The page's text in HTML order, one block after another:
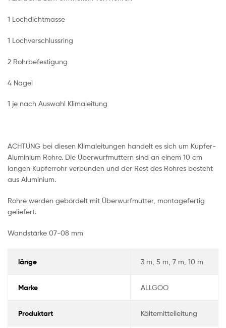
1 Lochdichtmasse
1 Lochverschlussring
2 Rohrbefestigung
4 Nägel
1 je nach Auswahl Klimaleitung
ACHTUNG bei diesen Klimaleitungen handelt es sich um Kupfer-
Aluminium Rohre. Die Überwurfmuttern sind an einem 10 cm
langen Kupferrohr verbunden und der Rest des Rohres besteht
aus Aluminium.
Rohre werden gebördelt mit Überwurfmutter, montagefertig
geliefert.
Wandstärke 07-08 mm
länge 3 m, 5 m, 7 m, 10 m
Marke ALLGOO
Produktart Kältemittelleitung